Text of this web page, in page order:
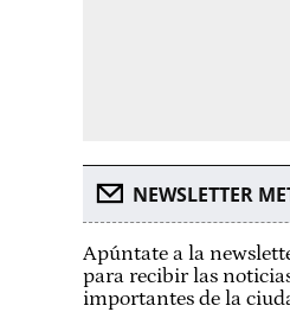
NEWSLETTER
Apúntate a la
para recibir las
importantes de la